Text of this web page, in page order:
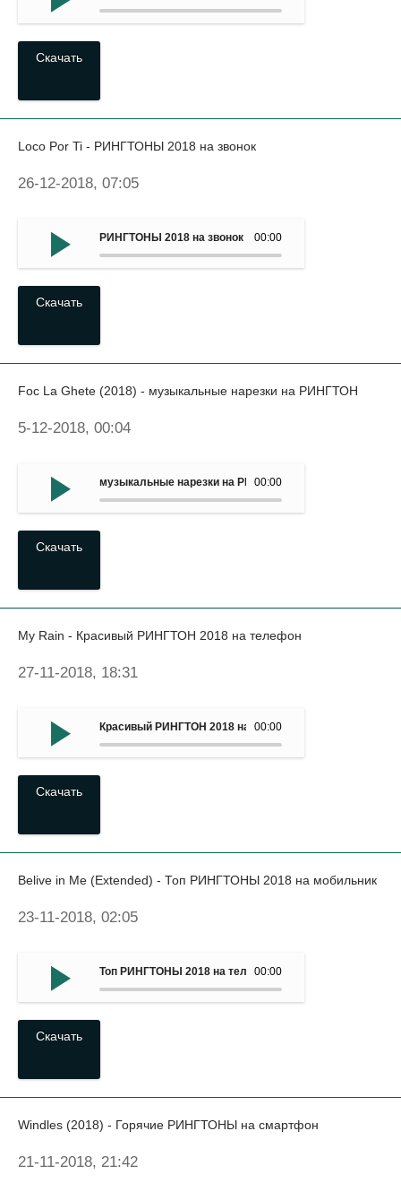
Скачать
Loco Por Ti - РИНГТОНЫ 2018 на звонок
26-12-2018, 07:05
00:00
РИНГТОНЫ 2018 на звонок - Loco Por Ti
Скачать
Foc La Ghete (2018) - музыкальные нарезки на РИНГТОН
5-12-2018, 00:04
00:00
музыкальные нарезки на РИНГТОН - Foc La Ghete (2018)
Скачать
My Rain - Красивый РИНГТОН 2018 на телефон
27-11-2018, 18:31
00:00
Красивый РИНГТОН 2018 на мобильный - My Rain
Скачать
Belive in Me (Extended) - Топ РИНГТОНЫ 2018 на мобильник
23-11-2018, 02:05
00:00
Топ РИНГТОНЫ 2018 на телефон - Belive in Me
Скачать
Windles (2018) - Горячие РИНГТОНЫ на смартфон
21-11-2018, 21:42